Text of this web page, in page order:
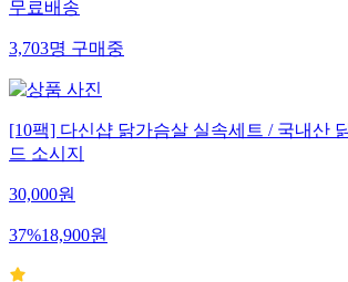
무료배송
3,703명구매중
[10팩] 다신샵 닭가슴살 실속세트 / 국내산
드 소시지
30,000원
37%18,900원